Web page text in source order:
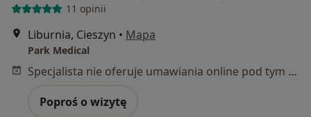
11 opinii
Liburnia, Cieszyn • Mapa
Park Medical
Specjalista nie oferuje umawiania online pod tym adresem.
Poproś o wizytę